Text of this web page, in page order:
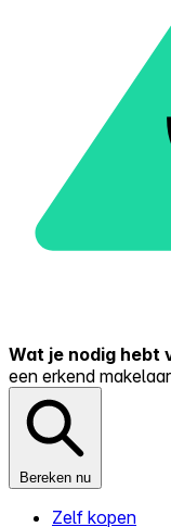
Wat je nodig hebt
een erkend
Bereken nu
Zelf kopen